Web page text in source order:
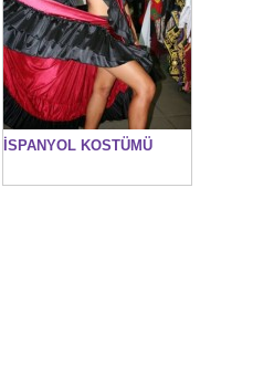
İSPANYOL KOSTÜMÜ